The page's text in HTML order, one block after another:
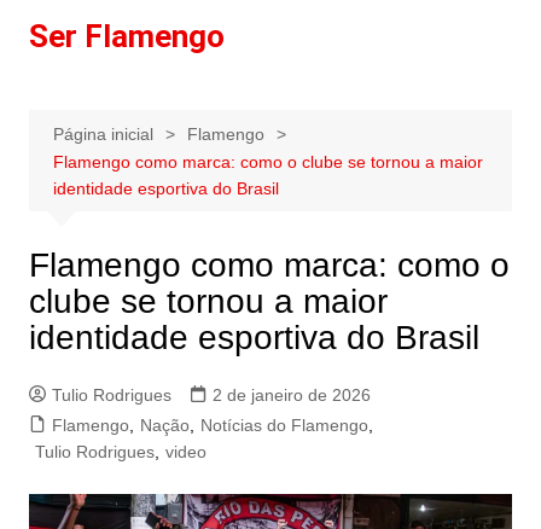
paraSer Flamengo
Página inicial
Flamengo
Flamengo como marca: como o clube se tornou a maior
identidade esportiva do Brasil
Flamengo como marca: como o
clube se tornou a maior
identidade esportiva do Brasil
Tulio Rodrigues
2 de janeiro de 2026
Flamengo, Nação, Notícias do Flamengo,
Tulio Rodrigues, video